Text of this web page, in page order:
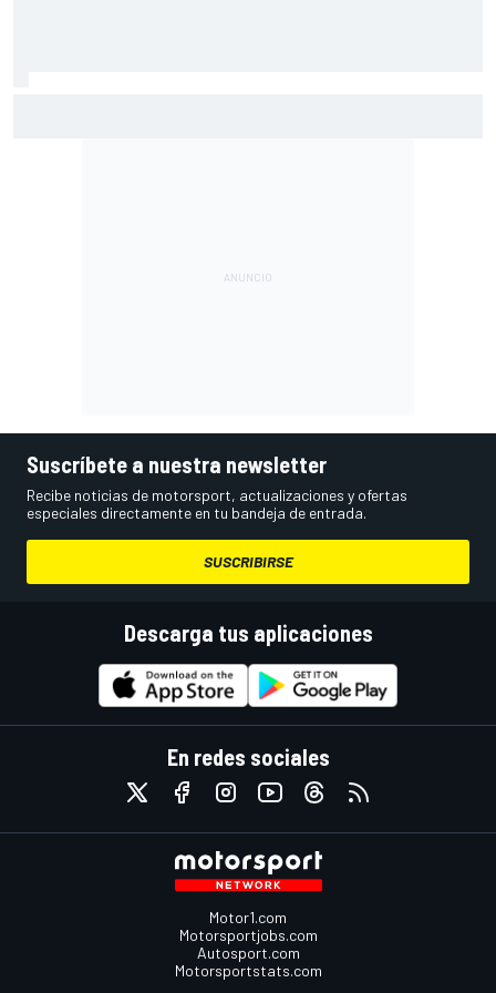
Suscríbete a nuestra newsletter
Recibe noticias de motorsport, actualizaciones y ofertas
especiales directamente en tu bandeja de entrada.
SUSCRIBIRSE
Descarga tus aplicaciones
En redes sociales
Motor1.com
Motorsportjobs.com
Autosport.com
Motorsportstats.com